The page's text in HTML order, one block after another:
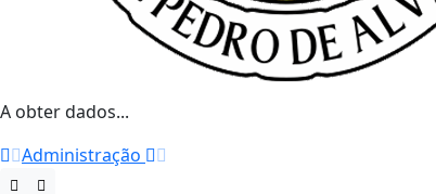
A obter dados...
Administração